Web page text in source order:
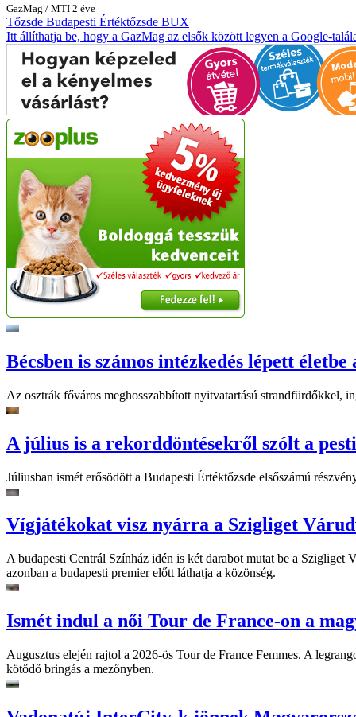
GazMag / MTI 2 éve
Tőzsde Budapesti Értéktőzsde BUX
Itt állíthatja be, hogy a GazMag az elsők között legyen a Google-
Bécsben is számos intézkedés lépett
Az osztrák főváros meghosszabbított nyitvatartású strandfürdőkkel,
A július is a rekorddöntésekről szólt a
Júliusban ismét erősödött a Budapesti Értéktőzsde elsőszámú
Vígjátékokat visz nyárra a Szigliget
A budapesti Centrál Színház idén is két darabot mutat be a
azonban a budapesti premier előtt láthatja a közönség.
Ismét indul a női Tour de France-on a
Augusztus elején rajtol a 2026-ös Tour de France Femmes. A
kötődő bringás a mezőnyben.